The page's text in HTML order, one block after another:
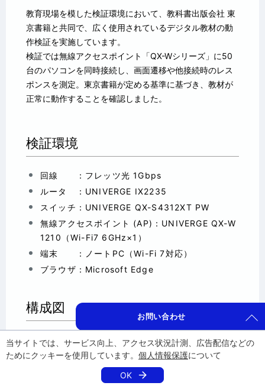
当サイトでは、サービス向上、アクセス状況計測、広告配信などの
ためにクッキーを使用しています。 個人情報保護について
OK
教育現場を模した検証環境において、教科書出版会社 東
京書籍と共同で、広く使用されているデジタル教材の動
作検証を実施しています。
検証では無線アクセスポイント「QX-Wシリーズ」に50
台のパソコンを同時接続し、画面遷移や他接続時のレス
ポンスを測定。東京書籍が定める基準に基づき、教材が
正常に動作することを確認しました。
検証環境
回線 ：フレッツ光 1Gbps
ルータ ：UNIVERGE IX2235
スイッチ：UNIVERGE QX-S4312XT PW
無線アクセスポイント (AP)：UNIVERGE QX-W
1210（Wi-Fi7 6GHz×1）
端末 ：ノートPC（Wi-Fi 7対応）
ブラウザ：Microsoft Edge
構成図
お問い合わせ